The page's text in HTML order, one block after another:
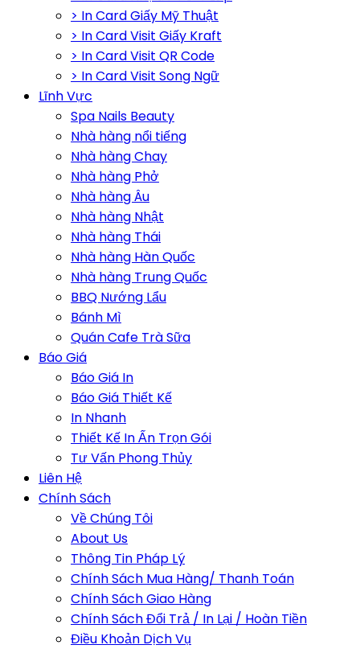
> In Card Giấy Mỹ Thuật
> In Card Visit Giấy Kraft
> In Card Visit QR Code
> In Card Visit Song Ngữ
Lĩnh Vực
Spa Nails Beauty
Nhà hàng nổi tiếng
Nhà hàng Chay
Nhà hàng Phở
Nhà hàng Âu
Nhà hàng Nhật
Nhà hàng Thái
Nhà hàng Hàn Quốc
Nhà hàng Trung Quốc
BBQ Nướng Lẩu
Bánh Mì
Quán Cafe Trà Sữa
Báo Giá
Báo Giá In
Báo Giá Thiết Kế
In Nhanh
Thiết Kế In Ấn Trọn Gói
Tư Vấn Phong Thủy
Liên Hệ
Chính Sách
Về Chúng Tôi
About Us
Thông Tin Pháp Lý
Chính Sách Mua Hàng/ Thanh Toán
Chính Sách Giao Hàng
Chính Sách Đổi Trả / In Lại / Hoàn Tiền
Điều Khoản Dịch Vụ